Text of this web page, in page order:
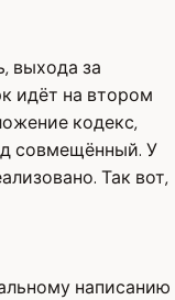
выхода за
идёт на втором
кодекс,
совмещённый. У
Так вот,
написанию